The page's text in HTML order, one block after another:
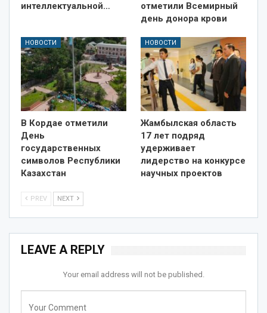
интеллектуальной…
отметили Всемирный
день донора крови
НОВОСТИ
В Кордае отметили
День
государственных
символов Республики
Казахстан
НОВОСТИ
Жамбылская область
17 лет подряд
удерживает
лидерство на конкурсе
научных проектов
PREV NEXT
LEAVE A REPLY
Your email address will not be published.